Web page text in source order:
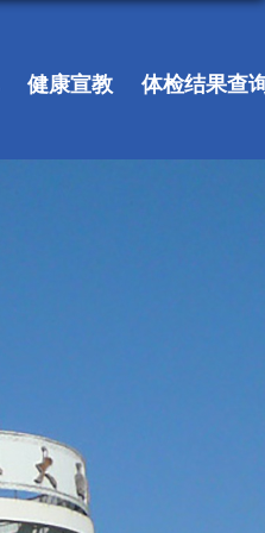
健康宣教 体检结果查